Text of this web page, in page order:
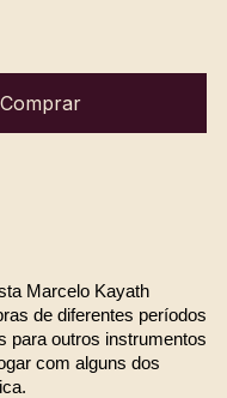
Marcelo Kayath
de diferentes períodos
para outros instrumentos
com alguns dos